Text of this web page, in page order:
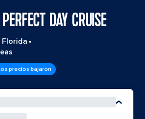
DAY CRUISE
Florida •
precios bajaron